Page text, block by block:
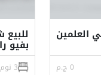
العلمين
0 ج.م
بفيو
3 نوم